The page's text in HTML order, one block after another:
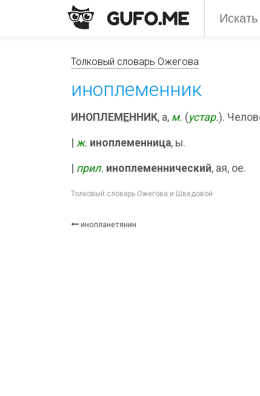
Толковый словарь Ожегова
иноплеменник
ИНОПЛЕМ ЕННИК, а, м. (устар.).
ж. иноплеменница, ы.
прил. иноплеменнический, ая, ое.
Толковый словарь Ожегова и Шведовой
инопланетянин